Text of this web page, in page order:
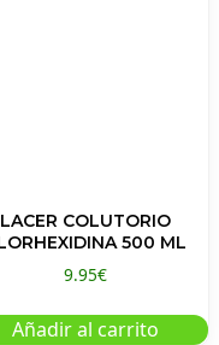
LACER COLUTORIO
CLORHEXIDINA 500 ML
9.95€
Añadir al carrito